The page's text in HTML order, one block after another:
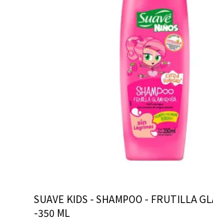
SUAVE KIDS - SHAMPOO - FRUTILLA
-350 ML